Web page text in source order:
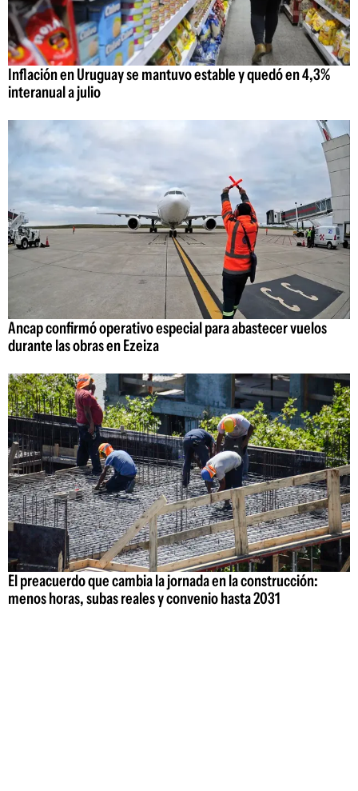
Inflación en Uruguay se mantuvo estable y quedó en 4,3%
interanual a julio
Ancap confirmó operativo especial para abastecer vuelos
durante las obras en Ezeiza
El preacuerdo que cambia la jornada en la construcción:
menos horas, subas reales y convenio hasta 2031